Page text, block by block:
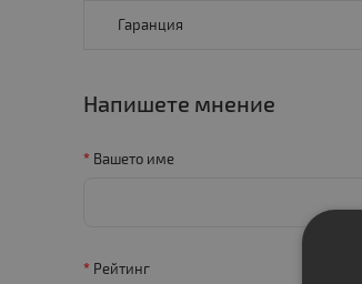
Гаранция
Напишете мнение
Вашето име
Рейтинг